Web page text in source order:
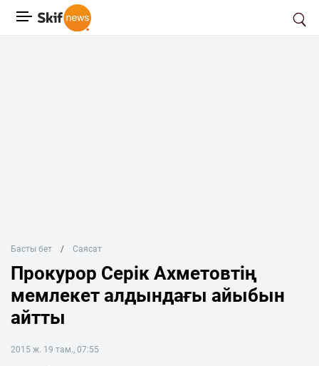
Басты бет Саясат
Прокурор Серік Ахметовтің
мемлекет алдындағы айыбын
айтты
2015 ж. 19 там., 07:55